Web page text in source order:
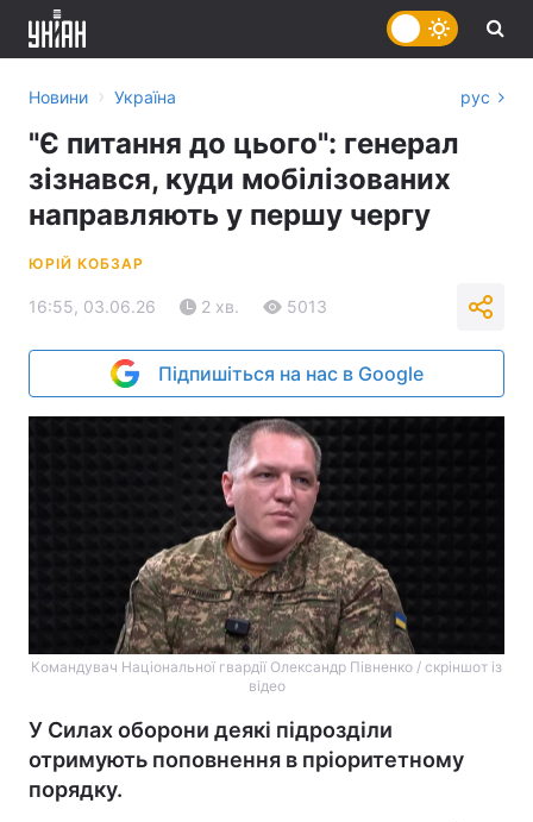
Новини › Україна рус
"Є питання до цього": генерал
зізнався, куди мобілізованих
направляють у першу чергу
ЮРІЙ КОБЗАР
16:55, 03.06.26 2 хв. 5013
Підпишіться на нас в Google
Командувач Національної гвардії Олександр Півненко / скріншот із
відео
У Силах оборони деякі підрозділи
отримують поповнення в пріоритетному
порядку.